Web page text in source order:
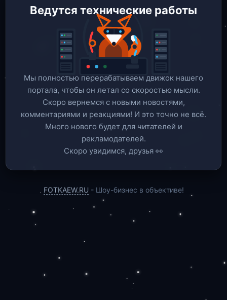
Ведутся технические работы
Мы полностью перерабатываем движок нашего
портала, чтобы он летал со скоростью мысли.
Скоро вернемся c новыми новостями,
комментариями и реакциями! И это точно не всё.
Много нового будет для читателей и
рекламодателей.
Скоро увидимся, друзья 👀
FOTKAEW.RU - Шоу-бизнес в объективе!